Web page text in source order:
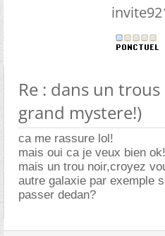
Re : dans un
grand mystere!)
ca me rassure lol!
mais oui ca je veux bien ok!
mais un trou noir,croyez
autre galaxie par exemple
passer dedan?